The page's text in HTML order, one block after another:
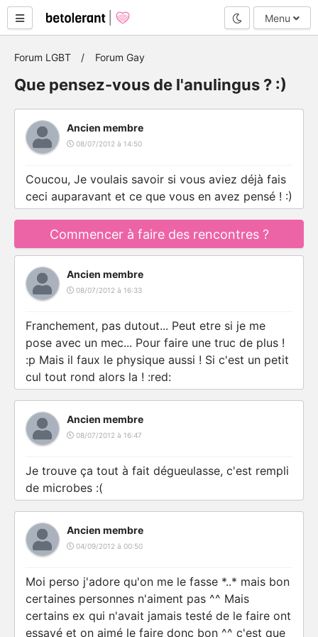
Mode nuit
Menu
Forum LGBT Forum Gay
Que pensez-vous de l'anulingus ? :)
Ancien membre
08/07/2012 à 14:50
Coucou, Je voulais savoir si vous aviez déjà fais
ceci auparavant et ce que vous en avez pensé ! :)
Commencer à faire des rencontres ?
Ancien membre
08/07/2012 à 16:33
Franchement, pas dutout... Peut etre si je me
pose avec un mec... Pour faire une truc de plus !
:p Mais il faux le physique aussi ! Si c'est un petit
cul tout rond alors la ! :red:
Ancien membre
08/07/2012 à 16:47
Je trouve ça tout à fait dégueulasse, c'est rempli
de microbes :(
Ancien membre
04/09/2012 à 00:50
Moi perso j'adore qu'on me le fasse *..* mais bon
certaines personnes n'aiment pas ^^ Mais
certains ex qui n'avait jamais testé de le faire ont
essayé et on aimé le faire donc bon ^^ c'est que